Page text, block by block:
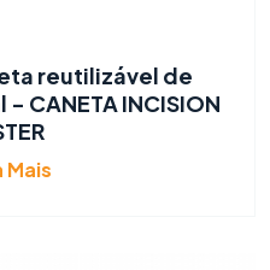
reutilizável de
CANETA INCISION
Mais